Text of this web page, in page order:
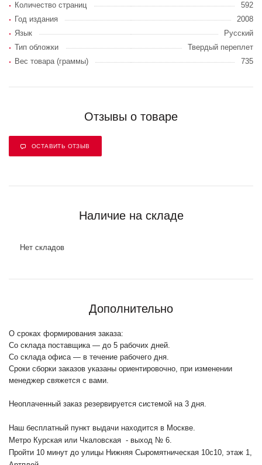
Количество страниц
592
Год издания
2008
Язык
Русский
Тип обложки
Твердый переплет
Вес товара (граммы)
735
Отзывы о товаре
ОСТАВИТЬ ОТЗЫВ
Наличие на складе
Нет складов
Дополнительно
О сроках формирования заказа:
Со склада поставщика — до 5 рабочих дней.
Со склада офиса — в течение рабочего дня.
Сроки сборки заказов указаны ориентировочно, при изменении
менеджер свяжется с вами.
Неоплаченный заказ резервируется системой на 3 дня.
Наш бесплатный пункт выдачи находится в Москве.
Метро Курская или Чкаловская - выход № 6.
Пройти 10 минут до улицы Нижняя Сыромятническая 10с10, этаж 1,